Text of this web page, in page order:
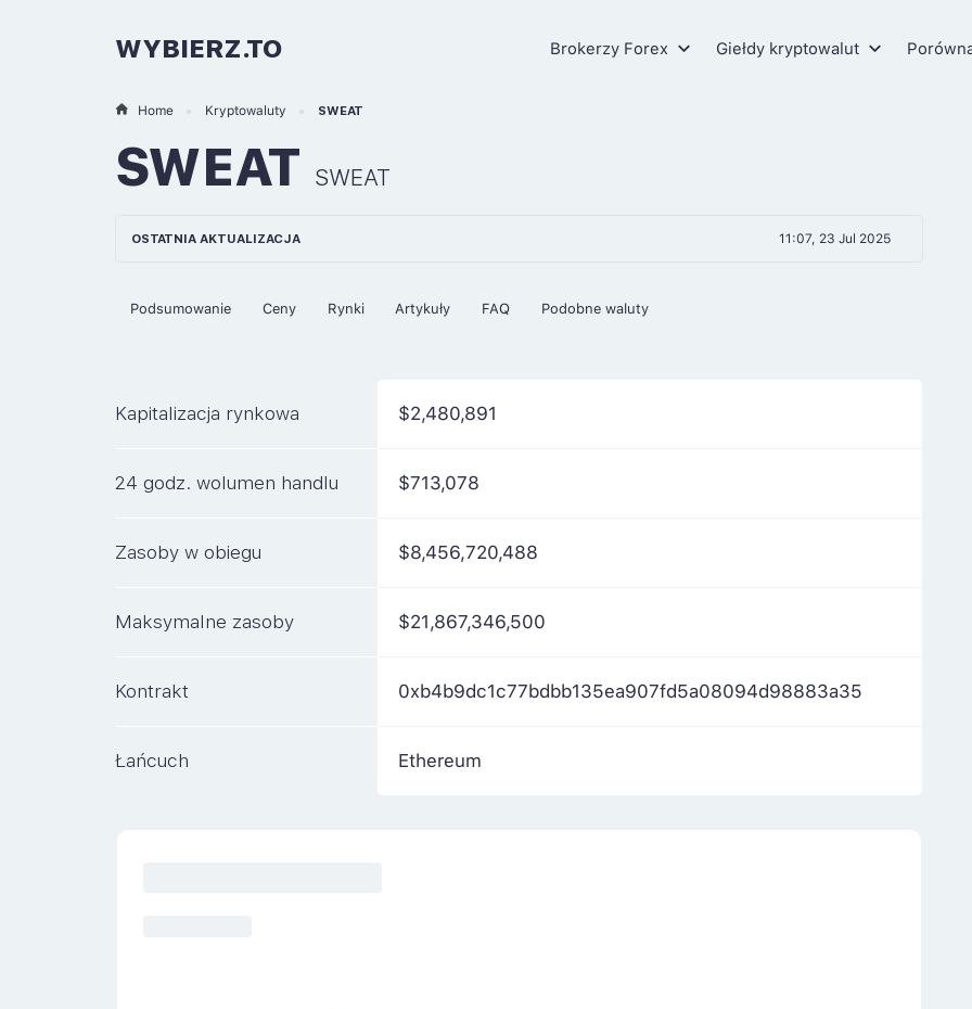
WYBIERZ.TO Brokerzy Forex Giełdy kryptowalut
Home Kryptowaluty SWEAT
SWEAT SWEAT
OSTATNIA AKTUALIZACJA 11:07, 23 Jul 2025
Podsumowanie Ceny Rynki Artykuły FAQ Podobne waluty
Kapitalizacja rynkowa $2,480,891
24 godz. wolumen handlu $713,078
Zasoby w obiegu $8,456,720,488
Maksymalne zasoby $21,867,346,500
Kontrakt 0xb4b9dc1c77bdbb135ea907fd5a08094d98883a35
Łańcuch Ethereum